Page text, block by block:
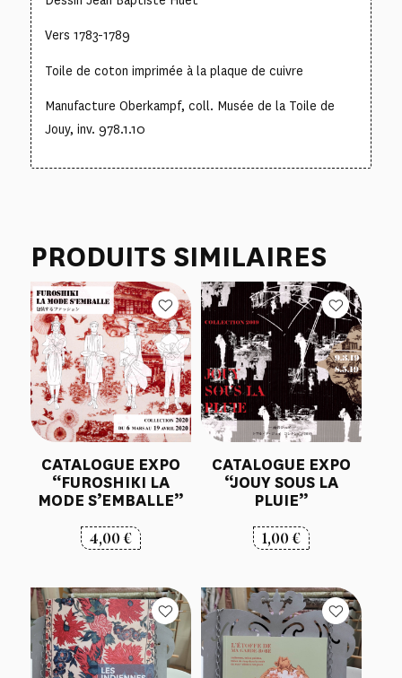
Vers 1783-1789
Toile de coton imprimée à la plaque de cuivre
Manufacture Oberkampf, coll. Musée de la Toile de
Jouy, inv. 978.1.10
PRODUITS SIMILAIRES
CATALOGUE EXPO
“FUROSHIKI LA
MODE S’EMBALLE”
4,00€
CATALOGUE EXPO
“JOUY SOUS LA
PLUIE”
1,00€